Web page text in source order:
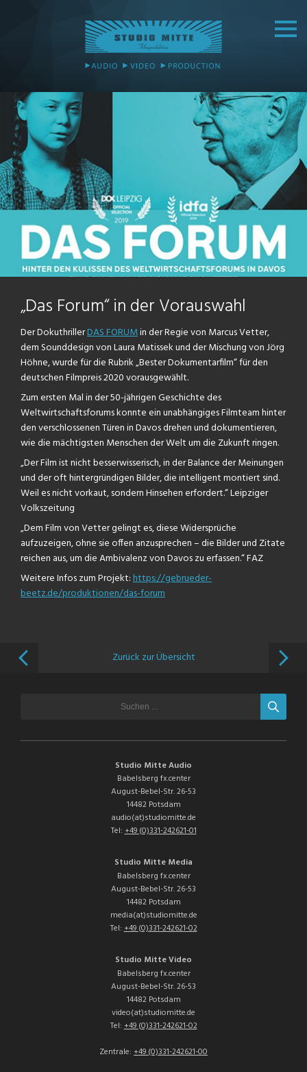
„Das Forum“ in der Vorauswahl
Der DokuthrillerDAS FORUMin der Regie von Marcus Vetter,
dem Sounddesign von Laura Matissek und der Mischung von Jörg
Höhne, wurde für die Rubrik „Bester Dokumentarfilm“ für den
deutschen Filmpreis 2020 vorausgewählt.
Zum ersten Mal in der 50-jährigen Geschichte des
Weltwirtschaftsforums konnte ein unabhängiges Filmteam hinter
den verschlossenen Türen in Davos drehen und dokumentieren,
wie die mächtigsten Menschen der Welt um die Zukunft ringen.
„Der Film ist nicht besserwisserisch, in der Balance der Meinungen
und der oft hintergründigen Bilder, die intelligent montiert sind.
Weil es nicht vorkaut, sondern Hinsehen erfordert.“ Leipziger
Volkszeitung
„Dem Film von Vetter gelingt es, diese Widersprüche
aufzuzeigen, ohne sie offen anzusprechen – die Bilder und Zitate
reichen aus, um die Ambivalenz von Davos zu erfassen.“ FAZ
Weitere Infos zum Projekt:https://gebrueder-
beetz.de/produktionen/das-forum
Zurück zur Übersicht
Studio Mitte Audio
Babelsberg fx.center
August-Bebel-Str. 26-53
14482 Potsdam
audio(at)studiomitte.de
Tel:+49 (0)331-242621-01
Studio Mitte Media
Babelsberg fx.center
August-Bebel-Str. 26-53
14482 Potsdam
media(at)studiomitte.de
Tel:+49 (0)331-242621-02
Studio Mitte Video
Babelsberg fx.center
August-Bebel-Str. 26-53
14482 Potsdam
video(at)studiomitte.de
Tel:+49 (0)331-242621-02
Zentrale: +49 (0)331-242621-00